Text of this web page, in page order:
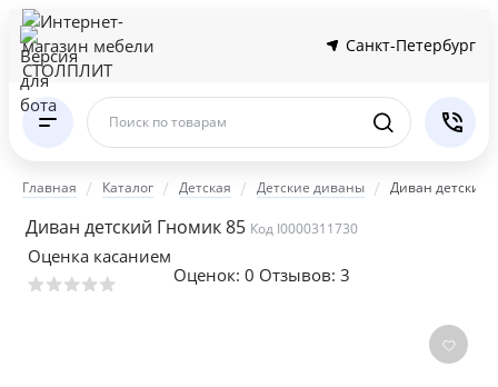
Санкт-Петербург
Поиск по товарам
Главная Каталог Детская Детские диваны Диван детский
Диван детский Гномик 85 Код I0000311730
Оценка касанием
Оценок: 0 Отзывов: 3